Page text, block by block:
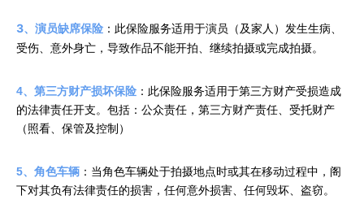
3、演员缺席保险 ： 此保险服务适用于演员（及家人）发生生病、
受伤、意外身亡，导致作品不能开拍、继续拍摄或完成拍摄。
4、第三方财产损坏保险 ：此保险服务适用于第三方财产受损造成
的法律责任开支。包括：公众责任，第三方财产责任、受托财产
（照看、保管及控制）
5、角色车辆 ：当角色车辆处于拍摄地点时或其在移动过程中，阁
下对其负有法律责任的损害，任何意外损害、任何毁坏、盗窃。